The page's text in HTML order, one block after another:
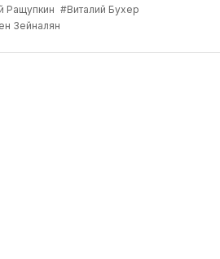
Ращупкин #Виталий Бухер
Зейналян